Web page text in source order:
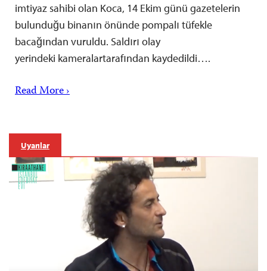
imtiyaz sahibi olan Koca, 14 Ekim günü gazetelerin
bulunduğu binanın önünde pompalı tüfekle
bacağından vuruldu. Saldırı olay
yerindeki kameralartarafından kaydedildi….
Read More ›
Uyarılar